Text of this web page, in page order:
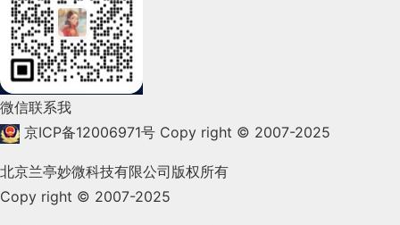
2022年2月(53)
2022年1月(99)
2021年12月(105)
2021年9月(153)
微信联系我
京ICP备12006971号 Copy right © 2007-2025
北京兰亭妙微科技有限公司版权所有
Copy right © 2007-2025